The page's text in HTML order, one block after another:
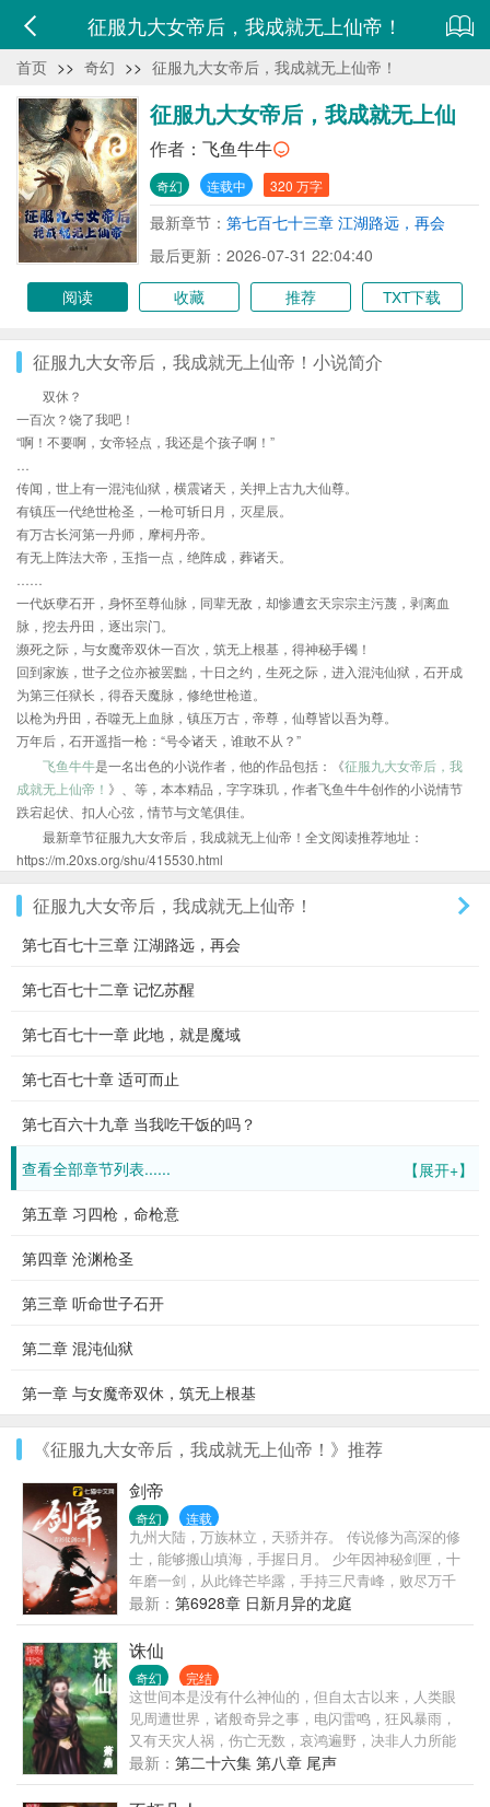
征服九大女帝后，我成就无上仙帝！
首页 >> 奇幻 >> 征服九大女帝后，我成就无上仙帝！
征服九大女帝后，我成就无上仙
帝！
作者： 飞鱼牛牛
奇幻 连载中 320 万字
最新章节： 第七百七十三章 江湖路远，再会
最后更新：2026-07-31 22:04:40
阅读
收藏 推荐 TXT下载
征服九大女帝后，我成就无上仙帝！小说简介
双休？
一百次？饶了我吧！
“啊！不要啊，女帝轻点，我还是个孩子啊！”
传闻，世上有一混沌仙狱，横震诸天，关押上古九大仙尊。
有镇压一代绝世枪圣，一枪可斩日月，灭星辰。
有万古长河第一丹师，摩柯丹帝。
有无上阵法大帝，玉指一点，绝阵成，葬诸天。
一代妖孽石开，身怀至尊仙脉，同辈无敌，却惨遭玄天宗宗主污蔑，剥离血
脉，挖去丹田，逐出宗门。
濒死之际，与女魔帝双休一百次，筑无上根基，得神秘手镯！
回到家族，世子之位亦被罢黜，十日之约，生死之际，进入混沌仙狱，石开成
为第三任狱长，得吞天魔脉，修绝世枪道。
以枪为丹田，吞噬无上血脉，镇压万古，帝尊，仙尊皆以吾为尊。
万年后，石开遥指一枪：“号令诸天，谁敢不从？”
飞鱼牛牛是一名出色的小说作者，他的作品包括：《征服九大女帝后，我
成就无上仙帝！ 》、等，本本精品，字字珠玑，作者飞鱼牛牛创作的小说情节
跌宕起伏、扣人心弦，情节与文笔俱佳。
最新章节征服九大女帝后，我成就无上仙帝！全文阅读推荐地址：
https://m.20xs.org/shu/415530.html
征服九大女帝后，我成就无上仙帝！
第七百七十三章 江湖路远，再会
第七百七十二章 记忆苏醒
第七百七十一章 此地，就是魔域
第七百七十章 适可而止
第七百六十九章 当我吃干饭的吗？
【展开+】
查看全部章节列表......
第五章 习四枪，命枪意
第四章 沧渊枪圣
第三章 听命世子石开
第二章 混沌仙狱
第一章 与女魔帝双休，筑无上根基
《征服九大女帝后，我成就无上仙帝！》推荐
剑帝
奇幻 连载
九州大陆，万族林立，天骄并存。 传说修为高深的修
士，能够搬山填海，手握日月。 少年因神秘剑匣，十
年磨一剑，从此锋芒毕露，手持三尺青峰，败尽万千
天骄。
最新： 第6928章 日新月异的龙庭
诛仙
奇幻 完结
这世间本是没有什么神仙的，但自太古以来，人类眼
见周遭世界，诸般奇异之事，电闪雷鸣，狂风暴雨，
又有天灾人祸，伤亡无数，哀鸿遍野，决非人力所能
为，所能抵挡。遂以为九天之上，有诸般神灵，九幽
之下，亦是阴魂归处，阎罗殿堂。于是神仙之说，流
最新： 第二十六集 第八章 尾声